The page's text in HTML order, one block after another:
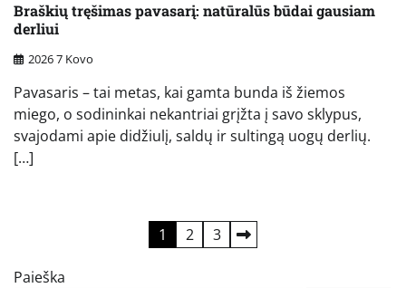
Braškių tręšimas pavasarį: natūralūs būdai gausiam
derliui
2026 7 Kovo
Pavasaris – tai metas, kai gamta bunda iš žiemos
miego, o sodininkai nekantriai grįžta į savo sklypus,
svajodami apie didžiulį, saldų ir sultingą uogų derlių.
[…]
puslapiavimas
1 2 3
Paieška